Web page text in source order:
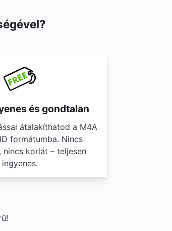
és gondtalan
átalakíthatod a M4A
formátumba. Nincs
nincs korlát – teljesen
ingyenes.